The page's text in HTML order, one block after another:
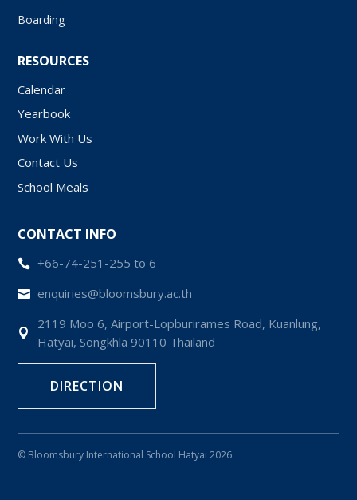
Boarding
RESOURCES
Calendar
Yearbook
Work With Us
Contact Us
School Meals
CONTACT INFO
 +66-74-251-255 to 6
 enquiries@bloomsbury.ac.th

2119 Moo 6, Airport-Lopburirames Road, Kuanlung,
Hatyai, Songkhla 90110 Thailand
DIRECTION
© Bloomsbury International School Hatyai 2026